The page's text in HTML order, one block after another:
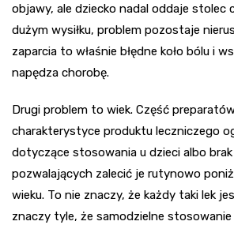
objawy, ale dziecko nadal oddaje stolec
dużym wysiłku, problem pozostaje
zaparcia to właśnie błędne koło bólu i
napędza chorobę.
Drugi problem to wiek. Część
charakterystyce produktu leczniczego
dotyczące stosowania u dzieci albo
pozwalających zalecić je rutynowo
wieku. To nie znaczy, że każdy taki lek
znaczy tyle, że samodzielne stosowanie